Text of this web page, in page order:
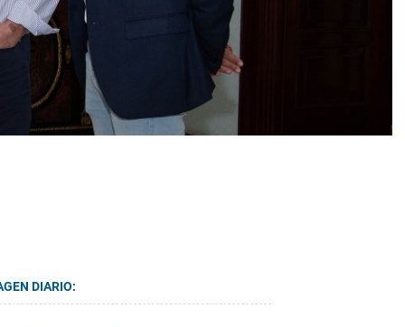
DIARIO: